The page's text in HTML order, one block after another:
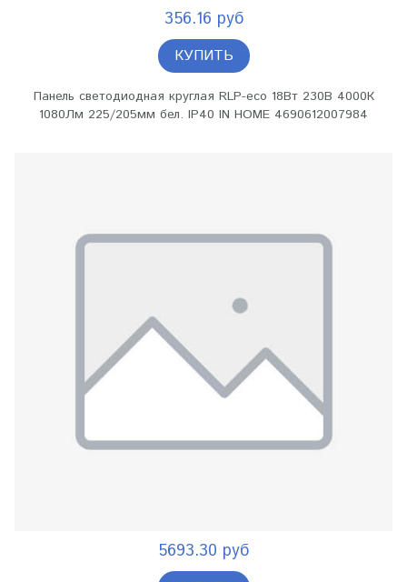
356.16 руб
КУПИТЬ
Панель светодиодная круглая RLP-eco 18Вт 230В 4000К
1080Лм 225/205мм бел. IP40 IN HOME 4690612007984
5693.30 руб